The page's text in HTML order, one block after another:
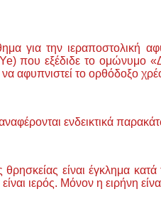
για την
που εξέδιδε το ομώνυμο
αφυπνιστεί το ορθόδοξο
ενδεικτικά
είναι έγκλημα κατά
ιερός. Μόνον η ειρήνη